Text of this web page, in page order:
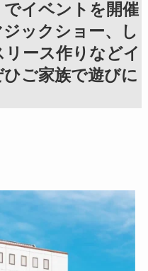
でイベントを開催
ックショー、し
ース作りなどイ
ご家族で遊びに